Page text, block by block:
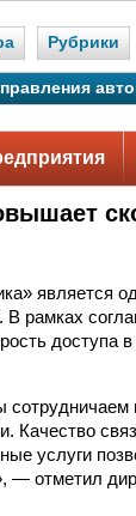
Рубрики
является
В рамках
доступа
Качество
услуги
— отметил